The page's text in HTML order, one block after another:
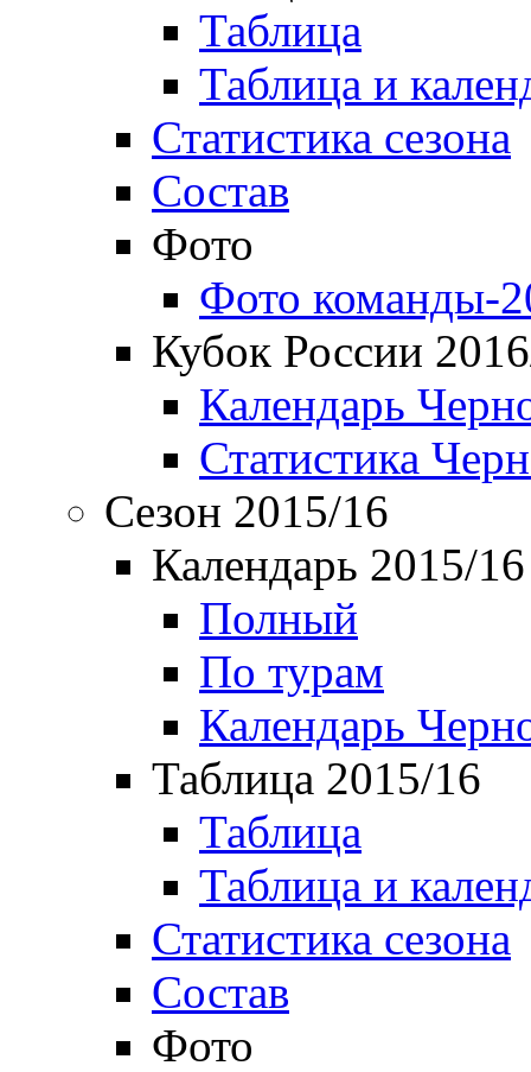
Таблица
Таблица и
Статистика сезона
Состав
Фото
Фото команды-
Кубок России
Календарь
Статистика
Сезон 2015/16
Календарь 2015/16
Полный
По турам
Календарь
Таблица 2015/16
Таблица
Таблица и
Статистика сезона
Состав
Фото